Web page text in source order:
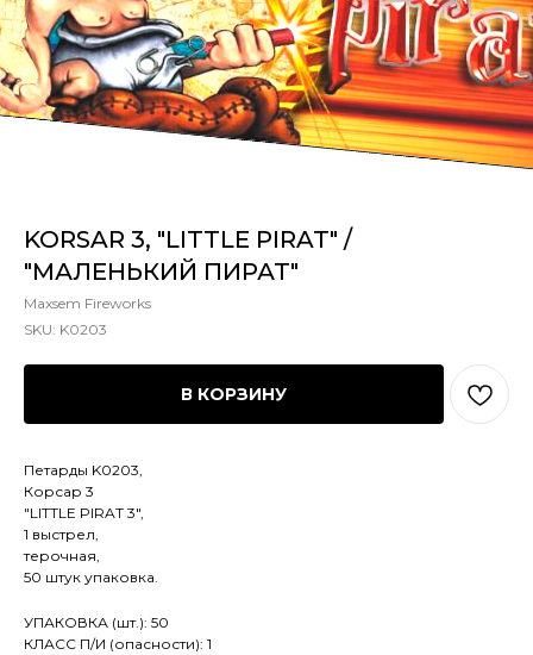
KORSAR 3, "LITTLE PIRAT" /
"МАЛЕНЬКИЙ ПИРАТ"
Maxsem Fireworks
SKU: K0203
В КОРЗИНУ
Петарды K0203,
Корсар 3
"LITTLE PIRAT 3",
1 выстрел,
терочная,
50 штук упаковка.
УПАКОВКА (шт.): 50
КЛАСС П/И (опасности): 1